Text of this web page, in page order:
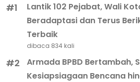
#1
Lantik 102 Pejabat, Wali
Beradaptasi dan Terus
Terbaik
dibaca 834 kali
#2
Armada BPBD Bertambah,
Kesiapsiagaan Bencana